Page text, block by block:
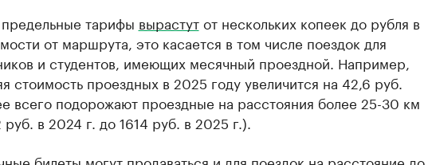
тарифы вырастутот нескольких копеек до рубля в
от маршрута, это касается в том числе поездок для
и студентов, имеющих месячный проездной. Например,
стоимость проездных в 2025 году увеличится на 42,6 руб.
всего подорожают проездные на расстояния более 25-30 км
руб. в 2024 г. до 1614 руб. в 2025 г.).